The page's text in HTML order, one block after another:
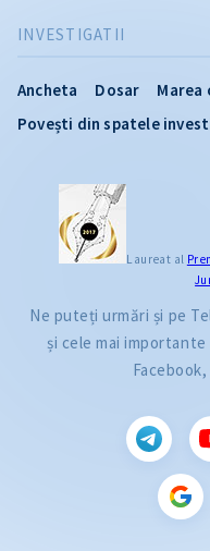
INVESTIGATII
Ancheta Dosar
Marea
Povești din spatele
Laureat al
Ne puteți urmări și pe
și cele mai